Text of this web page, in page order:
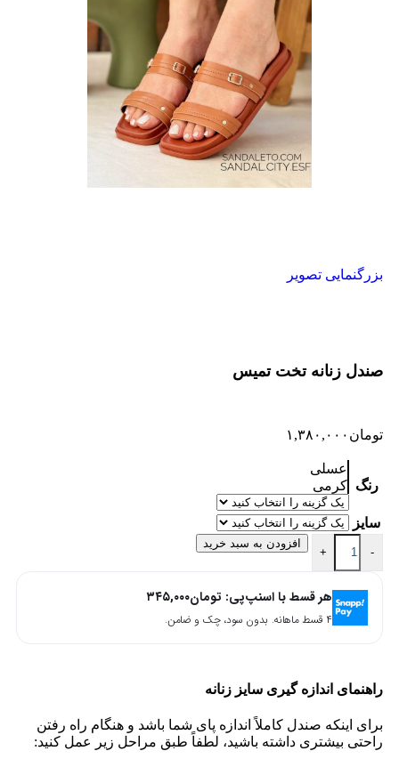
بزرگنمایی تصویر
صندل زنانه تخت تمیس
تومان ۱,۳۸۰,۰۰۰
رنگ
عسلی
کرمی
سایز
-
+
افزودن به سبد خرید
هر قسط با اسنپ‌پی: تومان۳۴۵,۰۰۰
۴ قسط ماهانه. بدون سود، چک و ضامن.
راهنمای اندازه گیری سایز زنانه
برای اینکه صندل کاملاً اندازه پای شما باشد و هنگام راه رفتن
راحتی بیشتری داشته باشید، لطفاً طبق مراحل زیر عمل کنید: